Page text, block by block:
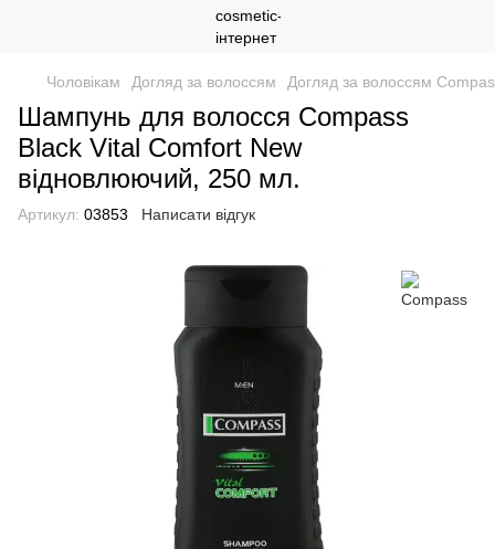
Чоловікам Догляд за волоссям Догляд за волоссям
Шампунь для волосся Compass
Вlack Vital Сomfort New
відновлюючий, 250 мл.
Артикул: 03853 Написати відгук